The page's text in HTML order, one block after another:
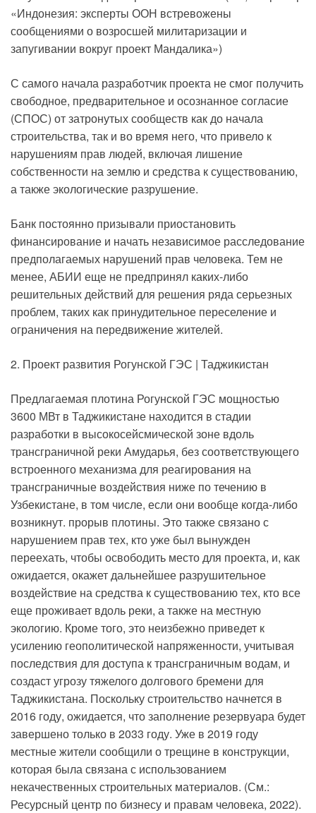
«Индонезия: эксперты ООН встревожены
сообщениями о возросшей милитаризации и
запугивании вокруг проект Мандалика»)
С самого начала разработчик проекта не смог получить
свободное, предварительное и осознанное согласие
(СПОС) от затронутых сообществ как до начала
строительства, так и во время него, что привело к
нарушениям прав людей, включая лишение
собственности на землю и средства к существованию,
а также экологические разрушение.
Банк постоянно призывали приостановить
финансирование и начать независимое расследование
предполагаемых нарушений прав человека. Тем не
менее, АБИИ еще не предпринял каких-либо
решительных действий для решения ряда серьезных
проблем, таких как принудительное переселение и
ограничения на передвижение жителей.
2. Проект развития Рогунской ГЭС | Таджикистан
Предлагаемая плотина Рогунской ГЭС мощностью
3600 МВт в Таджикистане находится в стадии
разработки в высокосейсмической зоне вдоль
трансграничной реки Амударья, без соответствующего
встроенного механизма для реагирования на
трансграничные воздействия ниже по течению в
Узбекистане, в том числе, если они вообще когда-либо
возникнут. прорыв плотины. Это также связано с
нарушением прав тех, кто уже был вынужден
переехать, чтобы освободить место для проекта, и, как
ожидается, окажет дальнейшее разрушительное
воздействие на средства к существованию тех, кто все
еще проживает вдоль реки, а также на местную
экологию. Кроме того, это неизбежно приведет к
усилению геополитической напряженности, учитывая
последствия для доступа к трансграничным водам, и
создаст угрозу тяжелого долгового бремени для
Таджикистана. Поскольку строительство начнется в
2016 году, ожидается, что заполнение резервуара будет
завершено только в 2033 году. Уже в 2019 году
местные жители сообщили о трещине в конструкции,
которая была связана с использованием
некачественных строительных материалов. (См.:
Ресурсный центр по бизнесу и правам человека, 2022).